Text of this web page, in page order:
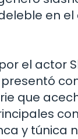
en el
el actor
que
y túnica